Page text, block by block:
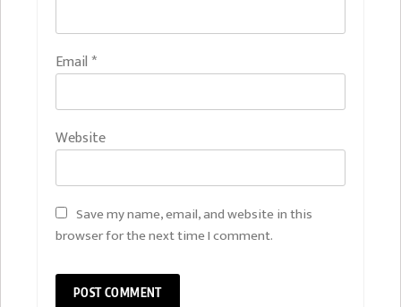
Email *
Website
Save my name, email, and website in this
browser for the next time I comment.